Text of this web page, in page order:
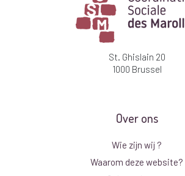
St. Ghislain 20
1000 Brussel
Over ons
Wie zijn wij ?
Waarom deze website?